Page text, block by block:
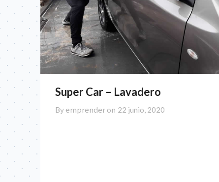
Super Car – Lavadero
By emprender on 22 junio, 2020